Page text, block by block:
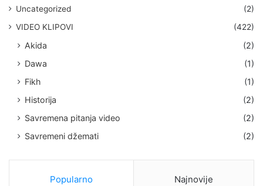
Uncategorized
(2)
VIDEO KLIPOVI
(422)
Akida
(2)
Dawa
(1)
Fikh
(1)
Historija
(2)
Savremena pitanja video
(2)
Savremeni džemati
(2)
Popularno Najnovije